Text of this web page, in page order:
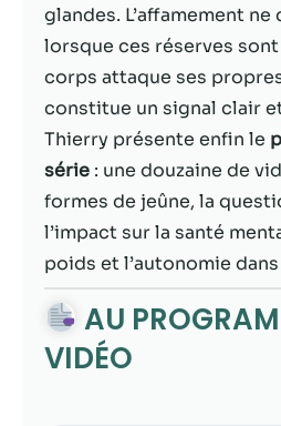
glandes. L’affamement
lorsque ces réserves
corps attaque ses
constitue un signal clair
Thierry présente enfin le
série : une douzaine de
formes de jeûne, la
l’impact sur la santé
poids et l’autonomie
AU
VIDÉO